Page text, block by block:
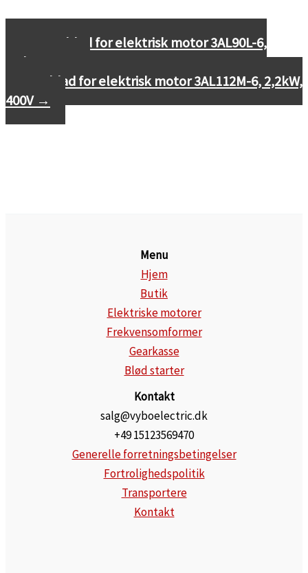
Datablad for elektrisk motor 3AL90L-6,
1,1kW, 400V
Datablad for elektrisk motor 3AL112M-6, 2,2kW,
400V →
Menu
Hjem
Butik
Elektriske motorer
Frekvensomformer
Gearkasse
Blød starter
Kontakt
salg@vyboelectric.dk
+49 15123569470
Generelle forretningsbetingelser
Fortrolighedspolitik
Transportere
Kontakt